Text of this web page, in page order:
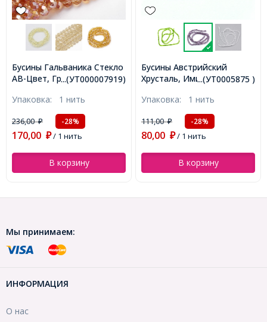
...(УТ0005875 )
Бусины Австрийский
Хрусталь, Имитация,
Цвет: Фиолетовый,
Размер: 2х3мм, Отв-тие:
0.5мм, около 190шт/40см/
нить, (УТ0005875)
Упаковка: 1 нить
111,00₽ -28%
80,00 ₽ / 1 нить
В корзину
...(УТ100026635)
Бусины-Разделители
Диск, Латунь, Позолота
1.5мм, (УТ100026635)
Упаковка: 20 шт
223,00₽ -28%
160,00 ₽ / 20 шт
В корзину
Мы принимаем:
ИНФОРМАЦИЯ
О нас